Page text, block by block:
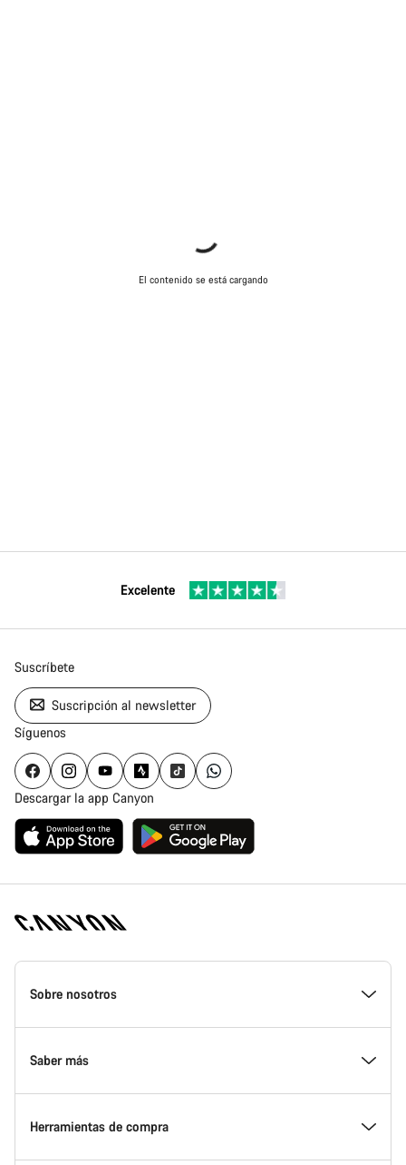
El contenido se está cargando
Excelente
Suscríbete
Suscripción al newsletter
Síguenos
Descargar la app Canyon
Canyon
Homepage
Sobre nosotros
Conoce Canyon
Innovación en Canyon
Saber más
Eventos
Herramientas de compra